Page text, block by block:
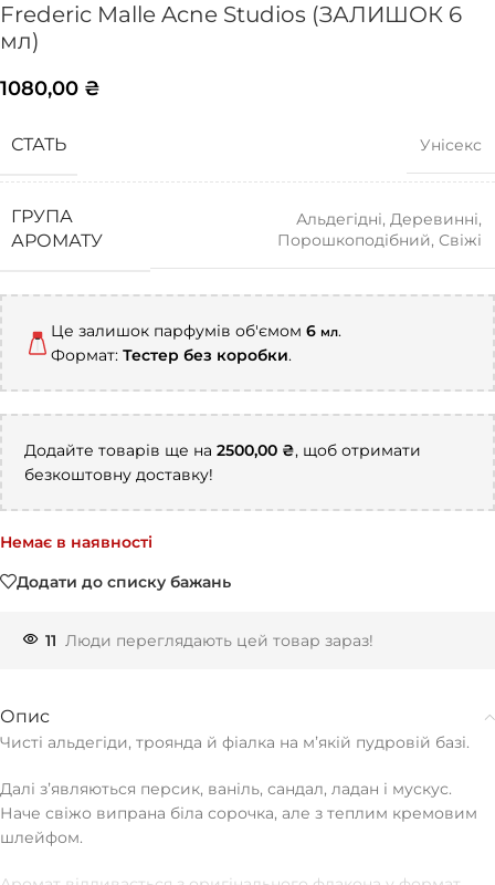
Frederic Malle Acne Studios (ЗАЛИШОК 6
мл)
1080,00 ₴
СТАТЬ Унісекс
ГРУПА
АРОМАТУ
Альдегідні, Деревинні,
Порошкоподібний, Свіжі
Це залишок парфумів об'ємом 6 мл.
Формат: Тестер без коробки.
Додайте товарів ще на 2500,00 ₴, щоб отримати
безкоштовну доставку!
Немає в наявності
Додати до списку бажань
11 Люди переглядають цей товар зараз!
Опис
Чисті альдегіди, троянда й фіалка на мʼякій пудровій базі.
Далі зʼявляються персик, ваніль, сандал, ладан і мускус.
Наче свіжо випрана біла сорочка, але з теплим кремовим
шлейфом.